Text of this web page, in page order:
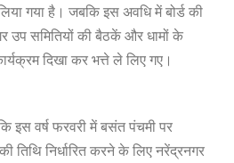
गया है। जबकि इस अवधि में बोर्ड की
समितियों की बैठकें और धामों के
दिखा कर भत्ते ले लिए गए।
इस वर्ष फरवरी में बसंत पंचमी पर
तिथि निर्धारित करने के लिए नरेंद्रनगर